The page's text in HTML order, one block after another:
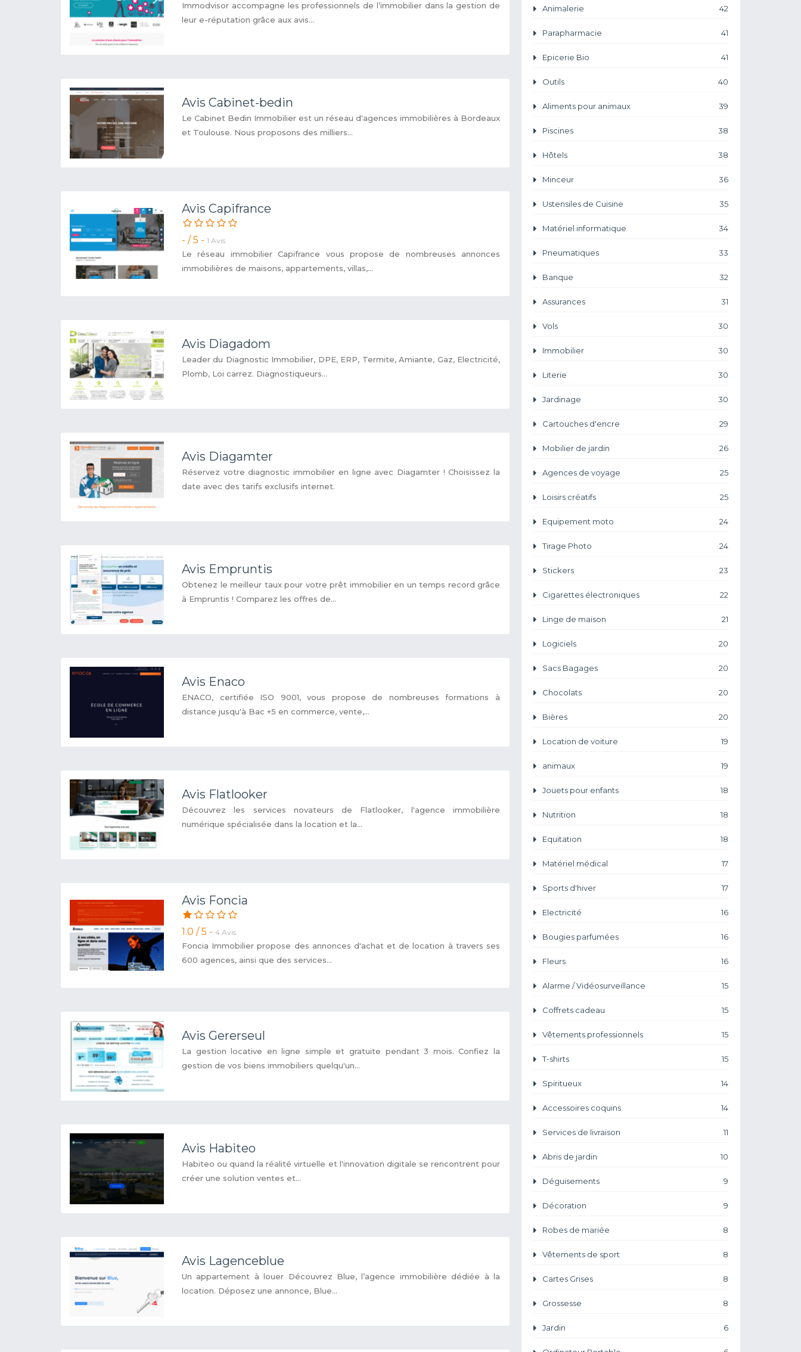
Immodvisor accompagne les professionnels de l’immobilier dans la gestion de
leur e-réputation grâce aux avis...
Avis Cabinet-bedin
Le Cabinet Bedin Immobilier est un réseau d'agences immobilières à Bordeaux
et Toulouse. Nous proposons des milliers...
Avis Capifrance
- / 5 - 1 Avis
Le réseau immobilier Capifrance vous propose de nombreuses annonces
immobilières de maisons, appartements, villas,...
Avis Diagadom
Leader du Diagnostic Immobilier, DPE, ERP, Termite, Amiante, Gaz, Electricité,
Plomb, Loi carrez. Diagnostiqueurs...
Avis Diagamter
Réservez votre diagnostic immobilier en ligne avec Diagamter ! Choisissez la
date avec des tarifs exclusifs internet.
Avis Empruntis
Obtenez le meilleur taux pour votre prêt immobilier en un temps record grâce
à Empruntis ! Comparez les offres de...
Avis Enaco
ENACO, certifiée ISO 9001, vous propose de nombreuses formations à
distance jusqu'à Bac +5 en commerce, vente,...
Avis Flatlooker
Découvrez les services novateurs de Flatlooker, l'agence immobilière
numérique spécialisée dans la location et la...
Avis Foncia
1.0 / 5 - 4 Avis
Foncia Immobilier propose des annonces d'achat et de location à travers ses
600 agences, ainsi que des services...
Avis Gererseul
La gestion locative en ligne simple et gratuite pendant 3 mois. Confiez la
gestion de vos biens immobiliers quelqu'un...
Avis Habiteo
Habiteo ou quand la réalité virtuelle et l'innovation digitale se rencontrent pour
créer une solution ventes et...
Avis Lagenceblue
Un appartement à louer Découvrez Blue, l’agence immobilière dédiée à la
location. Déposez une annonce, Blue...
Animalerie 42
Parapharmacie 41
Epicerie Bio 41
Outils 40
Aliments pour animaux 39
Piscines 38
Hôtels 38
Minceur 36
Ustensiles de Cuisine 35
Matériel informatique 34
Pneumatiques 33
Banque 32
Assurances 31
Vols 30
Immobilier 30
Literie 30
Jardinage 30
Cartouches d'encre 29
Mobilier de jardin 26
Agences de voyage 25
Loisirs créatifs 25
Equipement moto 24
Tirage Photo 24
Stickers 23
Cigarettes électroniques 22
Linge de maison 21
Logiciels 20
Sacs Bagages 20
Chocolats 20
Bières 20
Location de voiture 19
animaux 19
Jouets pour enfants 18
Nutrition 18
Equitation 18
Matériel médical 17
Sports d'hiver 17
Electricité 16
Bougies parfumées 16
Fleurs 16
Alarme / Vidéosurveillance 15
Coffrets cadeau 15
Vêtements professionnels 15
T-shirts 15
Spiritueux 14
Accessoires coquins 14
Services de livraison 11
Abris de jardin 10
Déguisements 9
Décoration 9
Robes de mariée 8
Vêtements de sport 8
Cartes Grises 8
Grossesse 8
Jardin 6